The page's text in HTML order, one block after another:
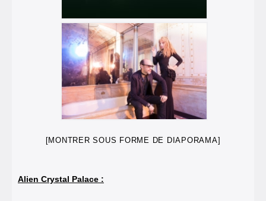
[MONTRER SOUS FORME DE DIAPORAMA]
Alien Crystal Palace :